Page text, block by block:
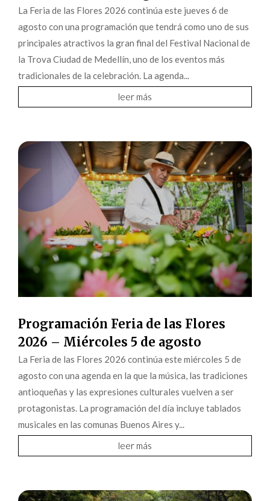
La Feria de las Flores 2026 continúa este jueves 6 de
agosto con una programación que tendrá como uno de sus
principales atractivos la gran final del Festival Nacional de
la Trova Ciudad de Medellín, uno de los eventos más
tradicionales de la celebración. La agenda...
leer más
Programación Feria de las Flores
2026 – Miércoles 5 de agosto
La Feria de las Flores 2026 continúa este miércoles 5 de
agosto con una agenda en la que la música, las tradiciones
antioqueñas y las expresiones culturales vuelven a ser
protagonistas. La programación del día incluye tablados
musicales en las comunas Buenos Aires y...
leer más